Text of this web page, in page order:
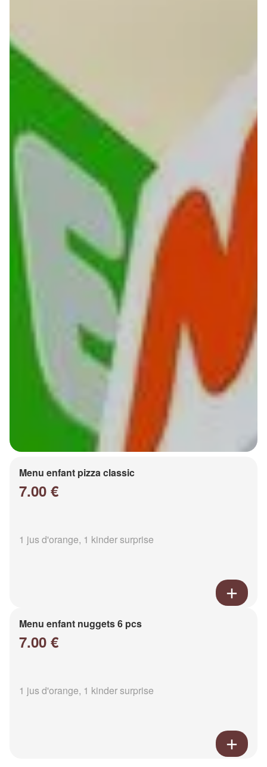
Menu enfant pizza classic
7.00 €
1 jus d'orange, 1 kinder surprise
Menu enfant nuggets 6 pcs
7.00 €
1 jus d'orange, 1 kinder surprise